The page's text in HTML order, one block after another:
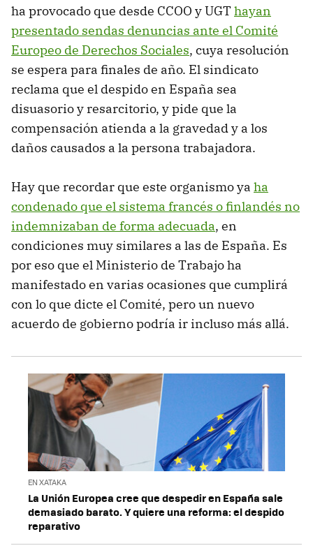
ha provocado que desde CCOO y UGThayan
presentado sendas denuncias ante el Comité
Europeo de Derechos Sociales, cuya resolución
se espera para finales de año. El sindicato
reclama que el despido en España sea
disuasorio y resarcitorio, y pide que la
compensación atienda a la gravedad y a los
daños causados a la persona trabajadora.
Hay que recordar que este organismo ya ha
condenado que el sistema francés o finlandés no
indemnizaban de forma adecuada, en
condiciones muy similares a las de España. Es
por eso que el Ministerio de Trabajo ha
manifestado en varias ocasiones que cumplirá
con lo que dicte el Comité, pero un nuevo
acuerdo de gobierno podría ir incluso más allá.
EN XATAKA
La Unión Europea cree que despedir en España sale
demasiado barato. Y quiere una reforma: el despido
reparativo